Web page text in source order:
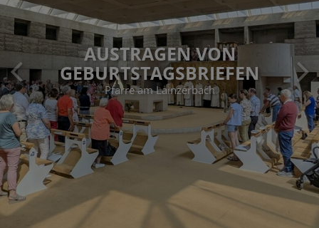
AUSTRAGEN VON
GEBURTSTAGSBRIEFEN
Pfarre am Lainzerbach